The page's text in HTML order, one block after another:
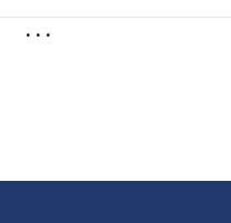
. . .